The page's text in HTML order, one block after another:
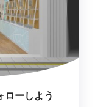
ローしよう